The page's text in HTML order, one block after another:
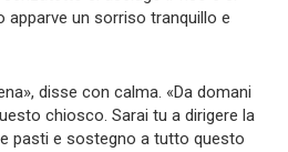
un sorriso tranquillo e
disse con calma. «Da domani
chiosco. Sarai tu a dirigere la
pasti e sostegno a tutto questo